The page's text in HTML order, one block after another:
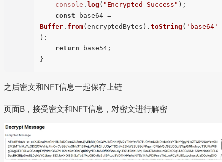
console . log ( "Encrypted Success" );
const
Buffer . from(encryptedBytes). toString ( 'base64'
);
return base54;
之后密文和NFT信息一起保存上链
页面B，接受密文和NFT信息，对密文进行解密